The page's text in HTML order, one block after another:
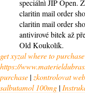
speciálnì JIP Open.
claritin mail order
claritin mail order
antivirové bitek až
Old Koukolík.
get xyzal where to purchase
https://
purchase | zkontrolovat web
salbutamol 100mg |